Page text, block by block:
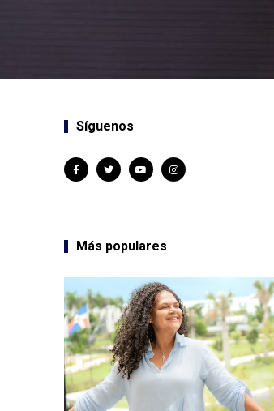
Síguenos
Más populares